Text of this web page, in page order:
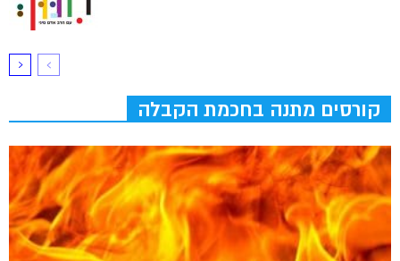
קורסים מתנה בחכמת הקבלה